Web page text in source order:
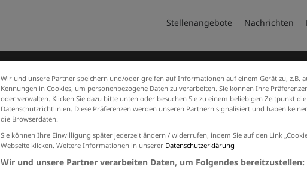
Stellenangebote Nachrichten
Jobs von DMSFACTORY-GmbH
Wir und unsere Partner speichern und/oder greifen auf Informationen auf einem Gerät zu, z.B.
Kennungen in Cookies, um personenbezogene Daten zu verarbeiten. Sie können Ihre
oder verwalten. Klicken Sie dazu bitte unten oder besuchen Sie zu einem beliebigen Zeitpunkt
Datenschutzrichtlinien. Diese Präferenzen werden unseren Partnern signalisiert und haben
die Browserdaten.
Sie können Ihre Einwilligung später jederzeit ändern / widerrufen, indem Sie auf den Link
Webseite klicken. Weitere Informationen in unserer Datenschutzerklärung
Wir und unsere Partner verarbeiten Daten, um Folgendes bereitzustellen: